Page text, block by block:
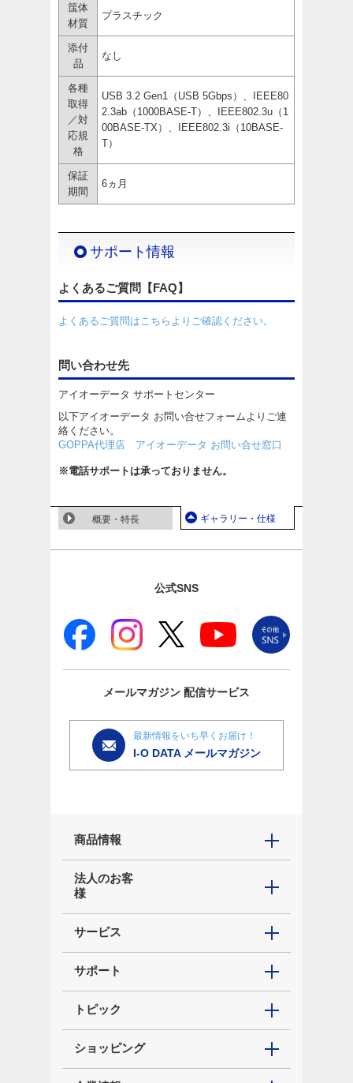
筺体
材質
プラスチック
添付
品
なし
各種
取得
／対
応規
格
USB 3.2 Gen1（USB 5Gbps）、IEEE80
2.3ab（1000BASE-T）、IEEE802.3u（1
00BASE-TX）、IEEE802.3i（10BASE-
T）
保証
期間
6ヵ月
サポート情報
よくあるご質問【FAQ】
よくあるご質問はこちらよりご確認ください。
問い合わせ先
アイオーデータ サポートセンター
以下アイオーデータ お問い合せフォームよりご連
絡ください。
GOPPA代理店 アイオーデータ お問い合せ窓口
※電話サポートは承っておりません。
概要・特長 ギャラリー・仕様
公式SNS
メールマガジン 配信サービス
最新情報をいち早くお届け！
I-O DATA メールマガジン
商品情報
法人のお客
様
サービス
サポート
トピック
ショッピング